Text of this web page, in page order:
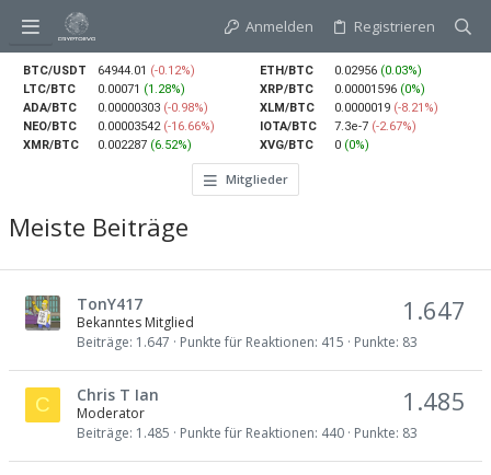
Anmelden Registrieren
BTC/USDT 64944.01 (-0.12%) ETH/BTC 0.02956 (0.03%)
LTC/BTC
0.00071 (1.28%) XRP/BTC 0.00001596 (0%)
ADA/BTC
0.00000303 (-0.98%) XLM/BTC 0.0000019 (-8.21%)
NEO/BTC
0.00003542 (-16.66%) IOTA/BTC 7.3e-7 (-2.67%)
XMR/BTC
0.002287 (6.52%) XVG/BTC 0 (0%)
Mitglieder
Meiste Beiträge
1.647
TonY417
Bekanntes Mitglied
Beiträge 1.647 Punkte für Reaktionen 415 Punkte 83
C 1.485
Chris T Ian
Moderator
Beiträge 1.485 Punkte für Reaktionen 440 Punkte 83